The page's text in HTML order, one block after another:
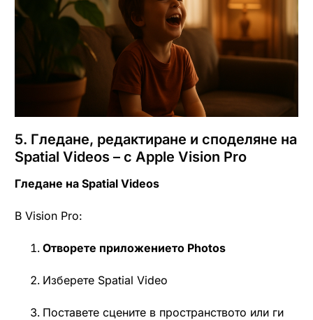
5. Гледане, редактиране и споделяне на
Spatial Videos – с Apple Vision Pro
Гледане на Spatial Videos
В Vision Pro:
Отворете приложението Photos
Изберете Spatial Video
Поставете сцените в пространството или ги